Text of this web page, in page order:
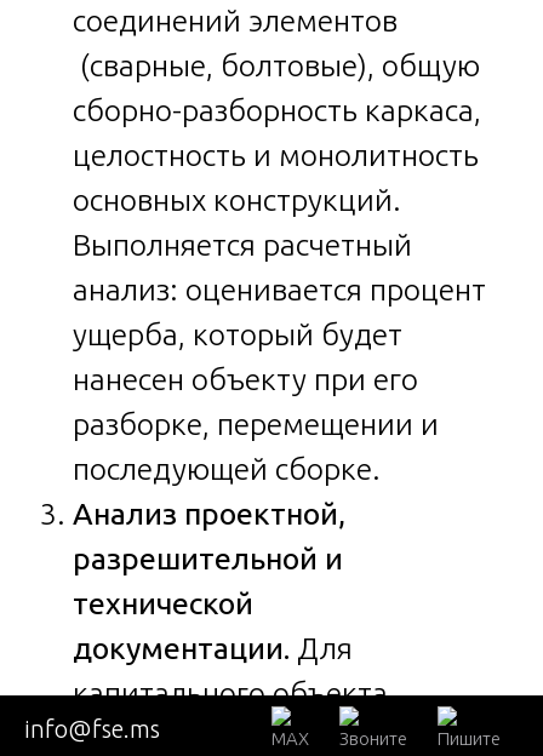
соединений элементов
(сварные, болтовые), общую
сборно-разборность каркаса,
целостность и монолитность
основных конструкций.
Выполняется расчетный
анализ: оценивается процент
ущерба, который будет
нанесен объекту при его
разборке, перемещении и
последующей сборке.
Анализ проектной,
разрешительной и
технической
документации. Для
капитального объекта
изучается наличие и полнота
info@fse.ms